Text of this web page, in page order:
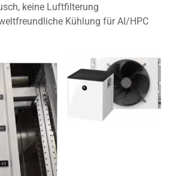
keine Luftfilterung
Kühlung für AI/HPC